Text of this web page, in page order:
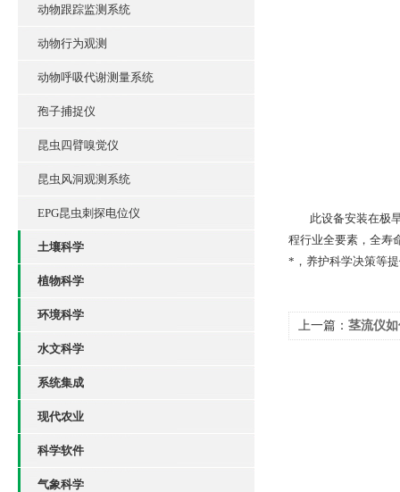
动物跟踪监测系统
动物行为观测
动物呼吸代谢测量系统
孢子捕捉仪
昆虫四臂嗅觉仪
昆虫风洞观测系统
EPG昆虫刺探电位仪
土壤科学
植物科学
环境科学
水文科学
系统集成
现代农业
科学软件
气象科学
此设备安装在极旱
程行业全要素，全寿
*，养护科学决策等
上一篇： 茎流仪